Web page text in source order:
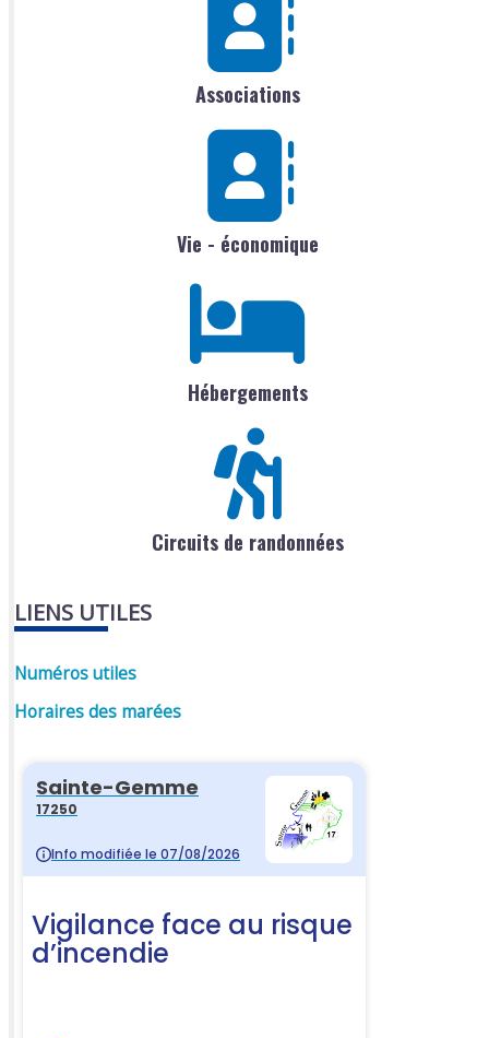
Associations
Vie - économique
Hébergements
Circuits de randonnées
LIENS UTILES
Numéros utiles
Horaires des marées